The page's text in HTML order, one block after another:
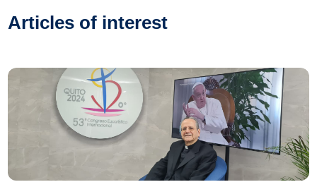
Articles of interest